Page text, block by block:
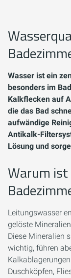
Wasser ist ein
besonders im
Kalkflecken auf
die das Bad
aufwändige
Antikalk-
Lösung und
Warum ist
Leitungswasser
gelöste
Diese Mineralien
wichtig, führen
Duschköpfen,